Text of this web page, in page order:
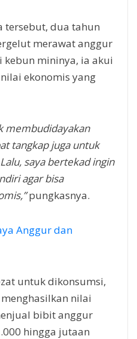
tersebut, dua tahun
merawat anggur
mininya, ia akui
ekonomis yang
membudidayakan
tangkap juga untuk
saya bertekad ingin
agar bisa
pungkasnya.
Anggur dan
untuk dikonsumsi,
nilai
bibit anggur
hingga jutaan